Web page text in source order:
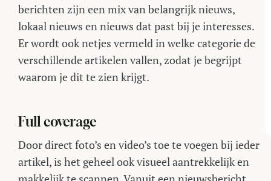
berichten zijn een mix van belangrijk nieuws,
lokaal nieuws en nieuws dat past bij je interesses.
Er wordt ook netjes vermeld in welke categorie de
verschillende artikelen vallen, zodat je begrijpt
waarom je dit te zien krijgt.
Full coverage
Door direct foto’s en video’s toe te voegen bij ieder
artikel, is het geheel ook visueel aantrekkelijk en